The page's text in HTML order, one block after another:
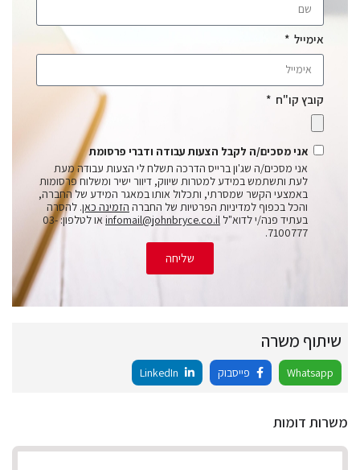
אימייל
קובץ קו"ח
אני מסכים/ה לקבל הצעות עבודה ודברי פרסומת
אני מסכים/ה שג'ון ברייס הדרכה תשלח לי הצעות עבודה מעת
לעת ותשתמש במידע למטרות שיווק, דיוור ישיר ומשלוח פרסומות
באמצעי הקשר שמסרתי, ותכלול אותו במאגר המידע של החברה,
והכל בכפוף למדיניות הפרטיות של החברה הזמינה כאן. להסרה
בעתיד פנה/י לדוא"ל infomail@johnbryce.co.il
או לטלפון: 03-
7100777.
שליחה
שיתוף משרה
Whatsapp פייסבוק
משרות דומות